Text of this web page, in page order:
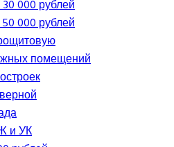
000 рублей
000 рублей
помещений
и УК